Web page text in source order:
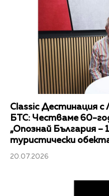
Classic Дестинация с
БТС: Честваме 60-
„Опознай България –
туристически
20.07.2026